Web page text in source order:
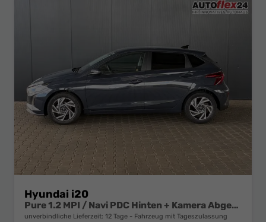
Hyundai i20
Pure 1.2 MPI / Navi PDC Hinten + Kamera Abgedunkelte Scheiben Tempomat Alu 16"
unverbindliche Lieferzeit: 12 Tage Fahrzeug mit Tageszulassung